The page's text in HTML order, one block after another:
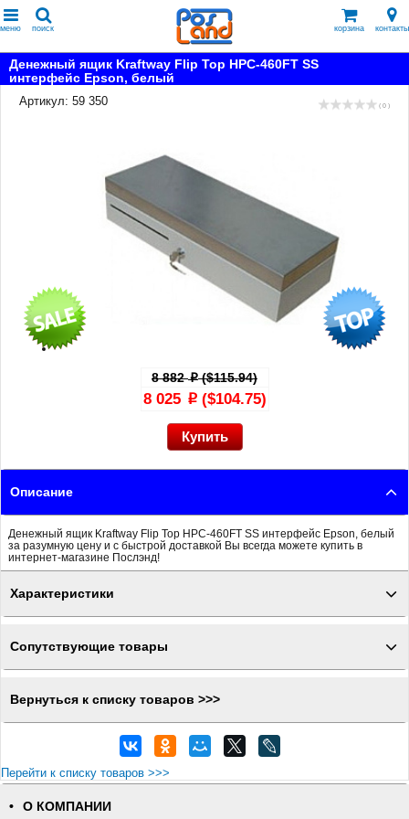
меню поиск корзина контакты
Денежный ящик Kraftway Flip Top HPC-460FT SS
интерфейс Epson, белый
Артикул: 59 350
( 0 )
8 882p($115.94)
8 025 p($104.75)
Описание
Денежный ящик Kraftway Flip Top HPC-460FT SS интерфейс Epson, белый
за разумную цену и с быстрой доставкой Вы всегда можете купить в
интернет-магазине Послэнд!
Характеристики
Сопутствующие товары
Вернуться к списку товаров >>>
Перейти к списку товаров >>>
О КОМПАНИИ